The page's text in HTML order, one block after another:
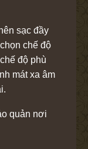
sạc đầy
chế độ
độ phù
mát xa âm
quản nơi